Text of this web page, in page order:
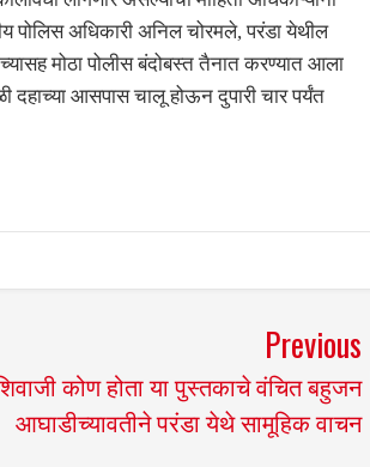
पोलिस अधिकारी अनिल चोरमले, परंडा येथील
मोठा पोलीस बंदोबस्त तैनात करण्यात आला
दहाच्या आसपास चालू होऊन दुपारी चार पर्यंत
Previous
कोण होता या पुस्तकाचे वंचित बहुजन
आघाडीच्यावतीने परंडा येथे सामूहिक वाचन